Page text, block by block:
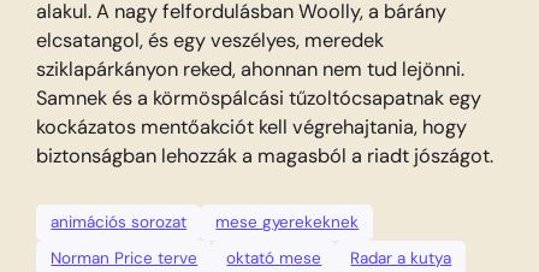
alakul. A nagy felfordulásban Woolly, a bárány
elcsatangol, és egy veszélyes, meredek
sziklapárkányon reked, ahonnan nem tud lejönni.
Samnek és a körmöspálcási tűzoltócsapatnak egy
kockázatos mentőakciót kell végrehajtania, hogy
biztonságban lehozzák a magasból a riadt jószágot.
animációs sorozat
mese gyerekeknek
Norman Price terve
oktató mese
Radar a kutya